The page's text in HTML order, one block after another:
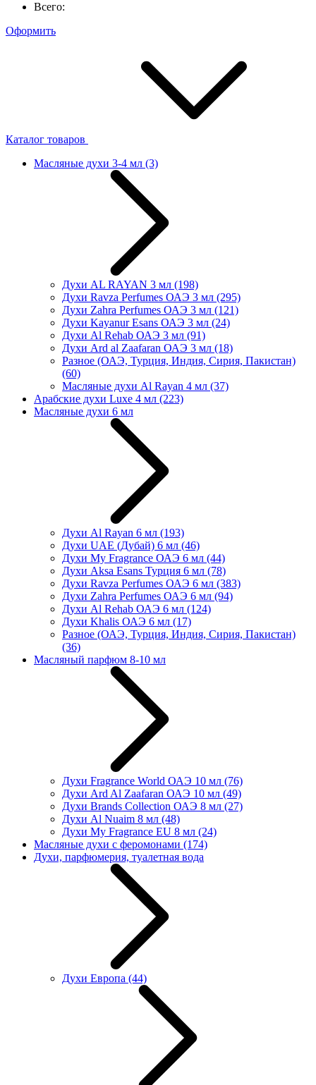
Всего:
Оформить
Каталог товаров
Масляные духи 3-4 мл (3)
Духи AL RAYAN 3 мл (198)
Духи Ravza Perfumes ОАЭ 3 мл (295)
Духи Zahra Perfumes ОАЭ 3 мл (121)
Духи Kayanur Esans ОАЭ 3 мл (24)
Духи Al Rehab ОАЭ 3 мл (91)
Духи Ard al Zaafaran ОАЭ 3 мл (18)
Разное (ОАЭ, Турция, Индия, Сирия, Пакистан)
(60)
Масляные духи Al Rayan 4 мл (37)
Арабские духи Luxe 4 мл (223)
Масляные духи 6 мл
Духи Al Rayan 6 мл (193)
Духи UAE (Дубай) 6 мл (46)
Духи My Fragrance ОАЭ 6 мл (44)
Духи Aksa Esans Турция 6 мл (78)
Духи Ravza Perfumes ОАЭ 6 мл (383)
Духи Zahra Perfumes ОАЭ 6 мл (94)
Духи Al Rehab ОАЭ 6 мл (124)
Духи Khalis ОАЭ 6 мл (17)
Разное (ОАЭ, Турция, Индия, Сирия, Пакистан)
(36)
Масляный парфюм 8-10 мл
Духи Fragrance World ОАЭ 10 мл (76)
Духи Ard Al Zaafaran ОАЭ 10 мл (49)
Духи Brands Collection ОАЭ 8 мл (27)
Духи Al Nuaim 8 мл (48)
Духи My Fragrance EU 8 мл (24)
Масляные духи с феромонами (174)
Духи, парфюмерия, туалетная вода
Духи Европа (44)